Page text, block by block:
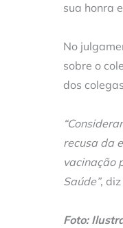
sua honra
No
sobre o
dos
recusa da
vacinação
Saúde”,
Foto: